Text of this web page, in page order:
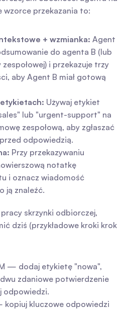
wzorce przekazania to:
+ wzmianka: Agent
do agenta B (lub
i przekazuje trzy
aby Agent B miał gotową
Używaj etykiet
lub "urgent-support" na
zespołową, aby zgłaszać
odpowiedzią.
Przy przekazywaniu
notatkę
i oznacz wiadomość
ją znaleźć.
skrzynki odbiorczej,
dziś (przykładowe kroki krok
— dodaj etykietę "nowa",
zdaniowe potwierdzenie
odpowiedzi.
kopiuj kluczowe odpowiedzi